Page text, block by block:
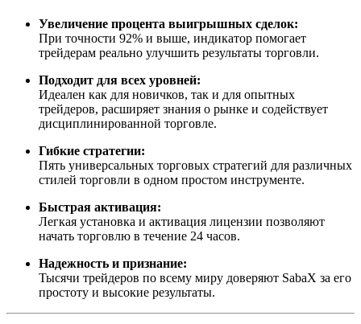
Увеличение процента выигрышных сделок:
При точности 92% и выше, индикатор помогает
трейдерам реально улучшить результаты торговли.
Подходит для всех уровней:
Идеален как для новичков, так и для опытных
трейдеров, расширяет знания о рынке и содействует
дисциплинированной торговле.
Гибкие стратегии:
Пять универсальных торговых стратегий для различных
стилей торговли в одном простом инструменте.
Быстрая активация:
Легкая установка и активация лицензии позволяют
начать торговлю в течение 24 часов.
Надежность и признание:
Тысячи трейдеров по всему миру доверяют SabaX за его
простоту и высокие результаты.